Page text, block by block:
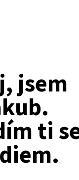
jsem
ti
TEKON CZ, s.
Kdy
Na které